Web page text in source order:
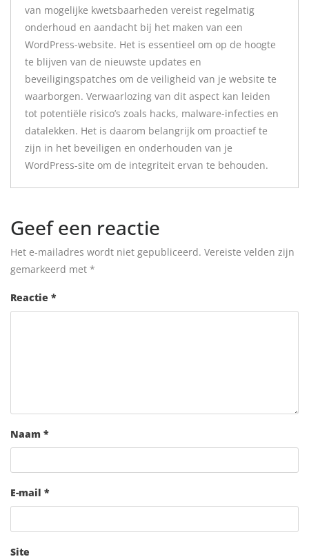
van mogelijke kwetsbaarheden vereist regelmatig
onderhoud en aandacht bij het maken van een
WordPress-website. Het is essentieel om op de hoogte
te blijven van de nieuwste updates en
beveiligingspatches om de veiligheid van je website te
waarborgen. Verwaarlozing van dit aspect kan leiden
tot potentiële risico’s zoals hacks, malware-infecties en
datalekken. Het is daarom belangrijk om proactief te
zijn in het beveiligen en onderhouden van je
WordPress-site om de integriteit ervan te behouden.
Geef een reactie
Het e-mailadres wordt niet gepubliceerd. Vereiste velden zijn
gemarkeerd met *
Reactie *
Naam *
E-mail *
Site